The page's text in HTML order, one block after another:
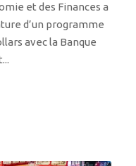
et des Finances a
d’un programme
avec la Banque